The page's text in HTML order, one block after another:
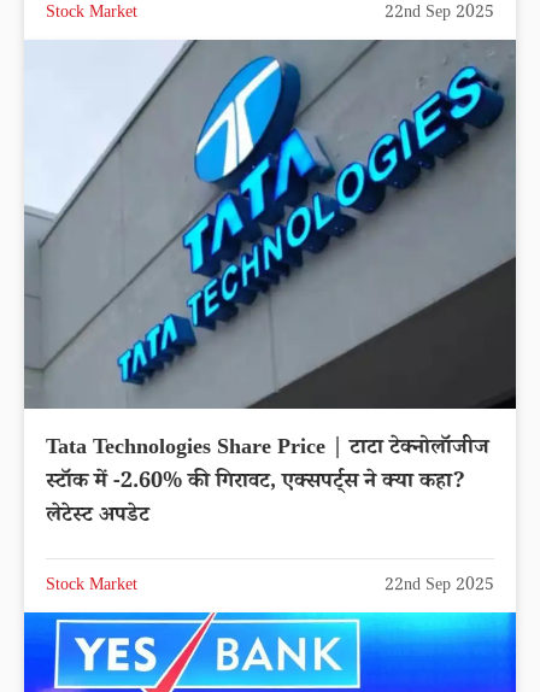
Stock Market 22nd Sep 2025
Tata Technologies Share Price | टाटा टेक्नोलॉजीज
स्टॉक में -2.60% की गिरावट, एक्सपर्ट्स ने क्या कहा?
लेटेस्ट अपडेट
Stock Market 22nd Sep 2025